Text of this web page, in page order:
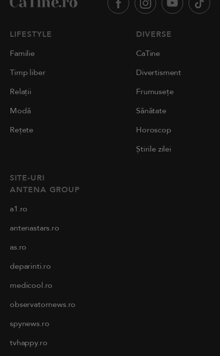
LIFESTYLE
Familie
Timp liber
Relații
Modă
Rețete
DIVERSE
CaTine
Divertisment
Frumusețe
Sănătate
Horoscop
Știrile zilei
SITE-URI
ANTENA GROUP
a1.ro
antenastars.ro
as.ro
deparinti.ro
medicool.ro
observatornews.ro
spynews.ro
tvhappy.ro